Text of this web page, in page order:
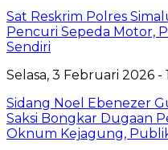
Sat Reskrim Polres
Pencuri Sepeda Motor,
Sendiri
Selasa, 3 Februari 2026 -
Sidang Noel Ebenezer
Saksi Bongkar Dugaan
Oknum Kejagung,